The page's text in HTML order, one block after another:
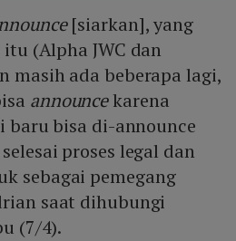
[siarkan], yang
(Alpha JWC dan
masih ada beberapa lagi,
announcekarena
bisa di-announce
proses legal dan
sebagai pemegang
saat dihubungi
(7/4).